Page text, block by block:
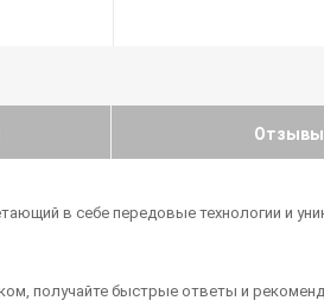
Отзывы
в себе передовые технологии и
получайте быстрые ответы и